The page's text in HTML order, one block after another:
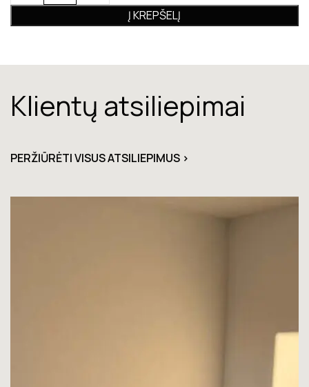
Į KREPŠELĮ
Klientų atsiliepimai
PERŽIŪRĖTI VISUS ATSILIEPIMUS >